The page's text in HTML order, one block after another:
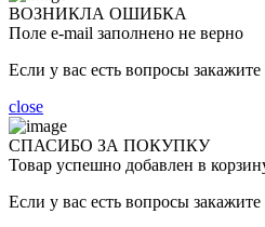
ВОЗНИКЛА ОШИБКА
Поле e-mail заполнено не верно
Если у вас есть вопросы закажите
close
СПАСИБО ЗА ПОКУПКУ
Товар успешно добавлен в
Если у вас есть вопросы закажите